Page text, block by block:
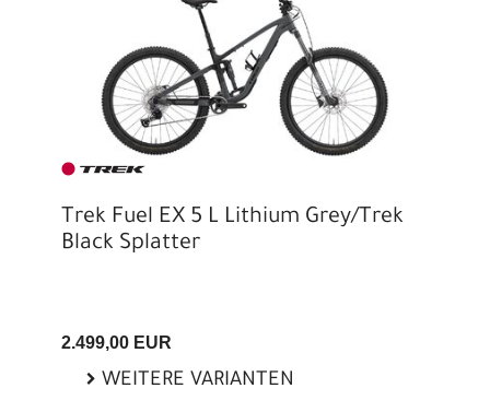
Trek Fuel EX 5 L Lithium Grey/Trek
Black Splatter
2.499,00 EUR
WEITERE VARIANTEN